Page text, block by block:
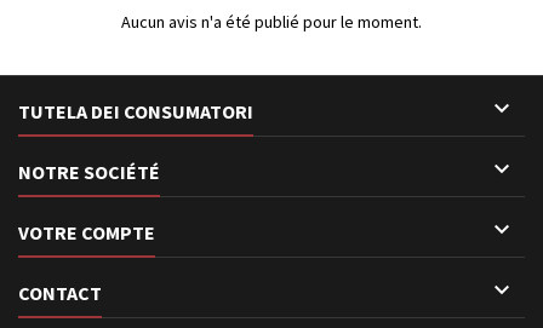
Aucun avis n'a été publié pour le moment.
TUTELA DEI CONSUMATORI 
NOTRE SOCIÉTÉ 
VOTRE COMPTE 
CONTACT 